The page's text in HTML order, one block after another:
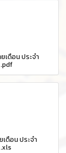
เดือน ประจำ
ดือน ประจำ